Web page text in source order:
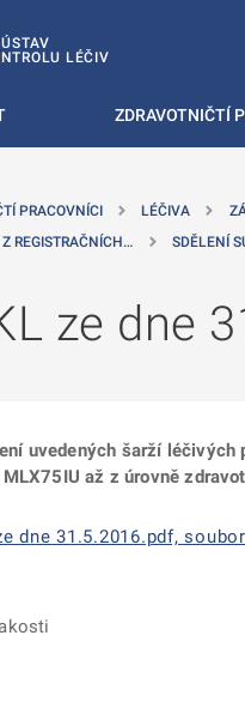
LÉČIV
ZDRAVOTNIČTÍ
PRACOVNÍCI LÉČIVA
REGISTRAČNÍCH…
SDĚLENÍ
ze dne
uvedených šarží léčivých
až z úrovně
dne 31.5.2016.pdf,